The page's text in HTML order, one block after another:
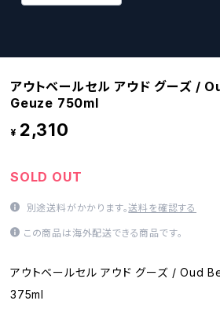
アウトベールセル アウド グーズ /
Geuze 750ml
¥ 2,310
SOLD OUT
別途送料がかかります。送料を確認する
この商品は海外配送できる商品です。
アウトベールセル アウド グーズ / Oud
375ml